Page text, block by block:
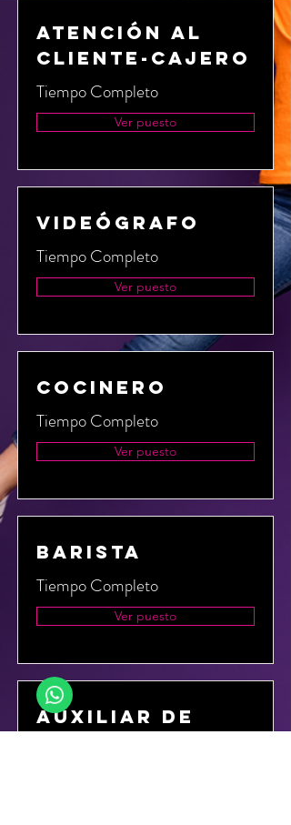
Atención al
Cliente-Cajero
Tiempo Completo
Ver puesto
Videógrafo
Tiempo Completo
Ver puesto
Cocinero
Tiempo Completo
Ver puesto
Barista
Tiempo Completo
Ver puesto
Auxiliar de